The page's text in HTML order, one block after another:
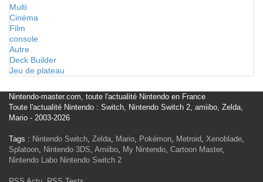
Multi
Cinéma
Film
console
Autre
Deck Builder
Jeu de plateau
Nintendo-master.com, toute l'actualité Nintendo en France
Toute l'actualité Nintendo : Switch, Nintendo Switch 2, amiibo, Zelda,
Mario - 2003-2026
Tags : Nintendo Switch, Zelda, Mario, Pokémon, Metroid, Xenoblade,
Splatoon, Nintendo 3DS, Amiibo, My Nintendo, Cartoon Master,
Nintendo Labo Nintendo Switch 2